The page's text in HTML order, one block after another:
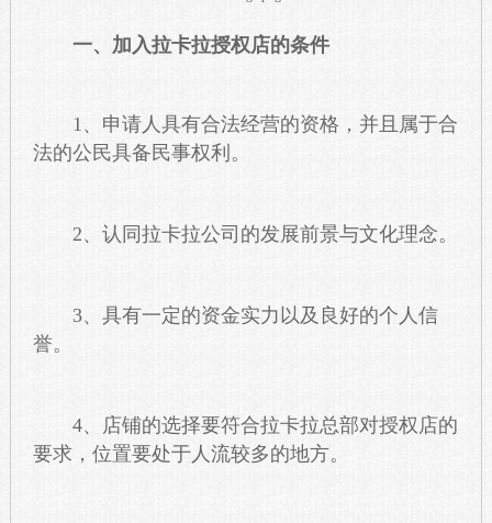
一、加入拉卡拉授权店的条件
1、申请人具有合法经营的资格，并且属于合
法的公民具备民事权利。
2、认同拉卡拉公司的发展前景与文化理念。
3、具有一定的资金实力以及良好的个人信
誉。
4、店铺的选择要符合拉卡拉总部对授权店的
要求，位置要处于人流较多的地方。